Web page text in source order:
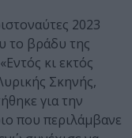
2023
το βράδυ της
κι εκτός
Σκηνής,
για την
που περιλάμβανε